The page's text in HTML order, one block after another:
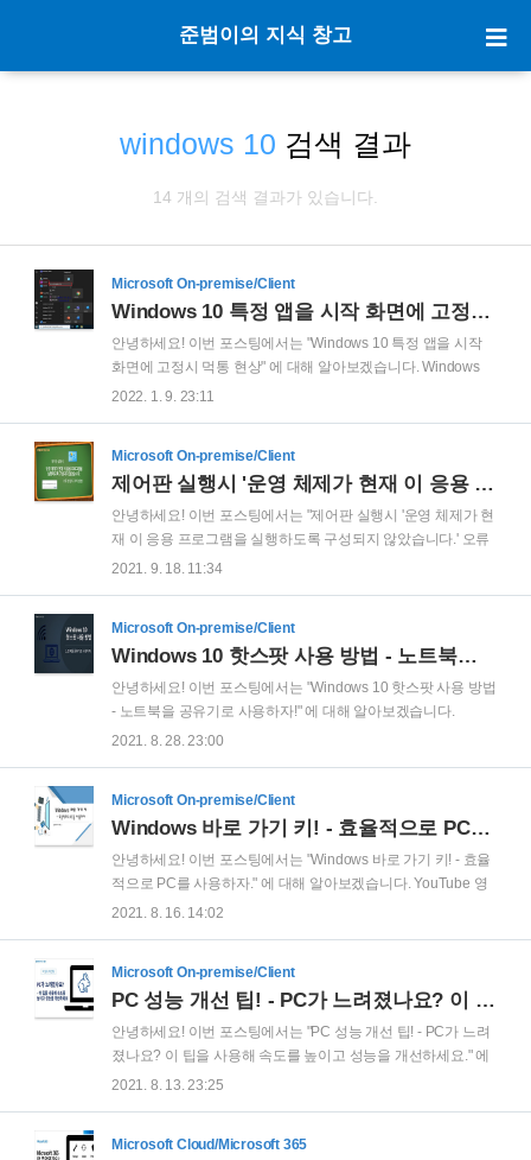
준범이의 지식 창고
windows 10 검색 결과
14 개의 검색 결과가 있습니다.
Microsoft On-premise/Client
Windows 10 특정 앱을 시작 화면에 고정시 먹통 현상
안녕하세요! 이번 포스팅에서는 "Windows 10 특정 앱을 시작
화면에 고정시 먹통 현상" 에 대해 알아보겠습니다. Windows
10 PC에서 자주 사용하는 앱을 시작 화면에 고정하고 다른 그
예를 들어서 스크린샷과 함께 설명을 드려보겠습니다.
Windows 10 의 시작 화면에서, 특정 앱을 '시작 화면에 고정' 하
여 사용 경우가 있습니다. 특정 앱을 '시작 화면에 고정' 하면, 가
장 하단의 (그룹 이름이 없는) 새 그룹에 첫 아이콘으로 고정 됩
2022. 1. 9. 23:11
Microsoft On-premise/Client
제어판 실행시 '운영 체제가 현재 이 응용 프로그램을 실행하도록 구성되지 않았습니다.' 오류 발생시 조치 방법
안녕하세요! 이번 포스팅에서는 "제어판 실행시 '운영 체제가 현
재 이 응용 프로그램을 실행하도록 구성되지 않았습니다.' 오류
발생시 조치 방법" 에 대해 알아보겠습니다. YouyTube 에서도
록 구성되지 않았습니다.' 오류 발생시 조치 방법! 언제부터인가
'제어판'을 실행하면 다음과 같이 '운영 체제가 현재 이 응용 프
로그램을 실행하도록 구성되지 않았습니다.' 오류창이 발생합
니다. 오류창이 발생하긴 하지만 해당 오류창을 닫지 않으면 제
2021. 9. 18. 11:34
Microsoft On-premise/Client
Windows 10 핫스팟 사용 방법 - 노트북을 공유기로 사용하자!
안녕하세요! 이번 포스팅에서는 "Windows 10 핫스팟 사용 방법
- 노트북을 공유기로 사용하자!" 에 대해 알아보겠습니다.
YouTube 영상: Windows 10 핫스팟 사용 방법 - 노트북을 공유
테더링과 비슷한 의미로 혼용해서 사용되곤 합니다. 하지만 정
확하게 구분을 한다면, Wi-Fi를 통해 연결하면 핫스팟! 블루투스
나 USB 케이블을 통해 연결하면 테더링! 이라고 부릅니다.
Windows 10은 유선랜을 이용해 자신을 공유기로 만들어서 다
2021. 8. 28. 23:00
Microsoft On-premise/Client
Windows 바로 가기 키! - 효율적으로 PC를 사용하자.
안녕하세요! 이번 포스팅에서는 "Windows 바로 가기 키! - 효율
적으로 PC를 사용하자." 에 대해 알아보겠습니다. YouTube 영
상: Windows 바로 가기 키! - 효율적으로 PC를 사용하자. 참고
참고후 작성하였습니다. Windows PC 작업시 Windows 바로 가
기 키, 즉! 단축키를 활용하여 PC를 효율적으로 사용하는 방법
에 대해 설명 드리겠습니다. 첫번째 팁! 화면에 있는 항목 캡처
Windows 작업을 하다 보면 화면을 캡처하고 싶을때가 있습니
2021. 8. 16. 14:02
Microsoft On-premise/Client
PC 성능 개선 팁! - PC가 느려졌나요? 이 팁을 사용해 속도를 높이고 성능을 개선하세요.
안녕하세요! 이번 포스팅에서는 "PC 성능 개선 팁! - PC가 느려
졌나요? 이 팁을 사용해 속도를 높이고 성능을 개선하세요." 에
대해 알아보겠습니다. YouTube 영상: PC 성능 개선 팁! - PC가
(https://support.microsoft.com)' 의 'Microsoft 팁' 페이지 내용을
2021. 8. 13. 23:25
Microsoft Cloud/Microsoft 365